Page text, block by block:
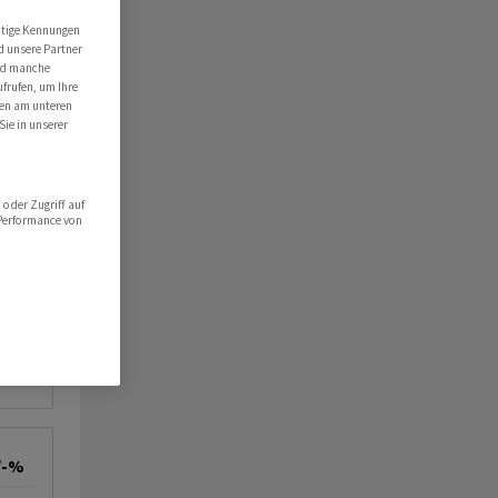
%
Kennungen
unsere Partner
manche
um Ihre
am unteren
in unserer
oder Zugriff auf
von